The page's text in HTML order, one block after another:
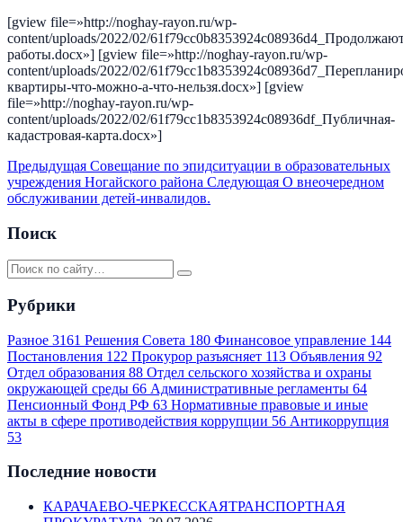
[gview file=»http://noghay-rayon.ru/wp-
content/uploads/2022/02/
работы.docx»] [gview file=»http://noghay-rayon.ru/wp-
content/uploads/2022/02/
квартиры-что-можно-а-что-нельзя.docx»] [gview
file=»http://noghay-rayon.ru/wp-
content/uploads/2022/02/61f79cc1b8353924c08936df_Публичная-
кадастровая-карта.docx»]
Предыдущая Совещание по эпидситуации в образовательных
учреждения Ногайского района Следующая О внеочередном
обслуживании детей-инвалидов.
Поиск
Рубрики
Разное 3161 Решения Совета 180 Финансовое управление 144
Постановления 122 Прокурор разъясняет 113 Объявления 92
Отдел образования 88 Отдел сельского хозяйства и охраны
окружающей среды 66 Административные регламенты 64
Пенсионный Фонд РФ 63 Нормативные правовые и иные
акты в сфере противодействия коррупции 56 Антикоррупция
53
Последние новости
КАРАЧАЕВО-ЧЕРКЕССКАЯТРАНСПОРТНАЯ